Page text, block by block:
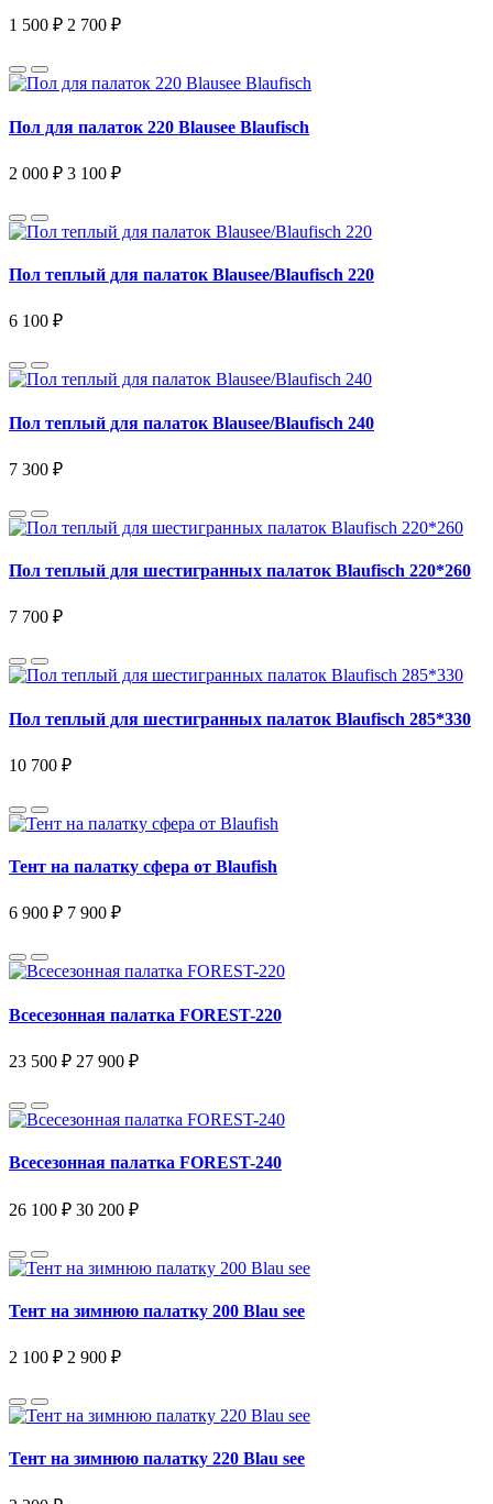
1 500 ₽ 2 700 ₽
Пол для палаток 220 Blausee Blaufisch
2 000 ₽ 3 100 ₽
Пол теплый для палаток Blausee/Blaufisch 220
6 100 ₽
Пол теплый для палаток Blausee/Blaufisch 240
7 300 ₽
Пол теплый для шестигранных палаток Blaufisch 220*260
7 700 ₽
Пол теплый для шестигранных палаток Blaufisch 285*330
10 700 ₽
Тент на палатку сфера от Blaufish
6 900 ₽ 7 900 ₽
Всесезонная палатка FOREST-220
23 500 ₽ 27 900 ₽
Всесезонная палатка FOREST-240
26 100 ₽ 30 200 ₽
Тент на зимнюю палатку 200 Blau see
2 100 ₽ 2 900 ₽
Тент на зимнюю палатку 220 Blau see